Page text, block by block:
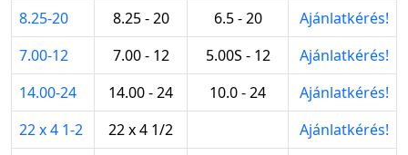
8.25-20
8.25 - 20 6.5 - 20
Ajánlatkérés!
7.00-12
7.00 - 12 5.00S - 12
Ajánlatkérés!
14.00-24
14.00 - 24 10.0 - 24
Ajánlatkérés!
22 x 4 1-2
22 x 4 1/2
Ajánlatkérés!